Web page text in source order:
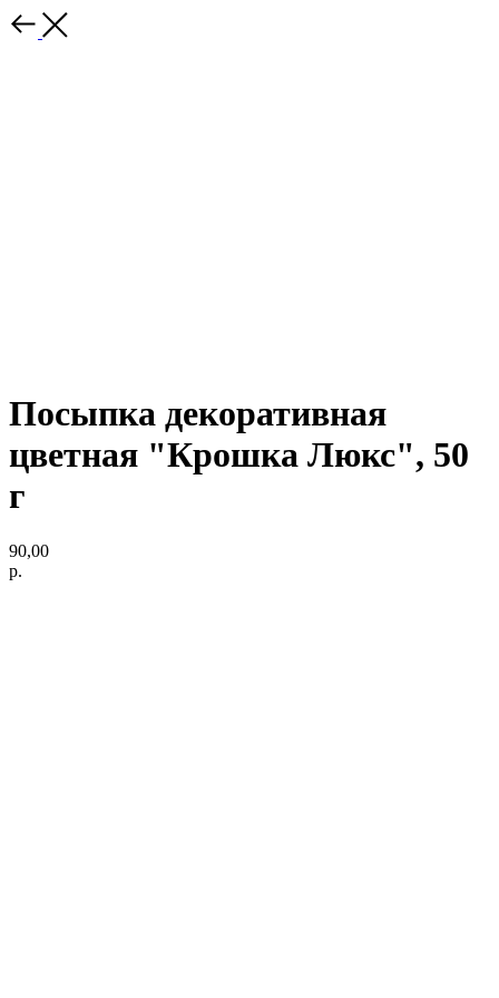
Посыпка декоративная
цветная "Крошка Люкс", 50
г
90,00
р.